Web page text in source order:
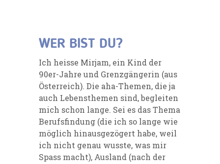
WER BIST DU?
Ich heisse Mirjam, ein Kind der
90er-Jahre und Grenzgängerin (aus
Österreich). Die aha-Themen, die ja
auch Lebensthemen sind, begleiten
mich schon lange. Sei es das Thema
Berufsfindung (die ich so lange wie
möglich hinausgezögert habe, weil
ich nicht genau wusste, was mir
Spass macht), Ausland (nach der